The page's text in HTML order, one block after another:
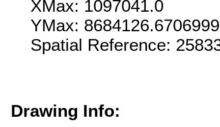
XMax: 1097041.0
YMax:
Spatial Reference:
Drawing Info: